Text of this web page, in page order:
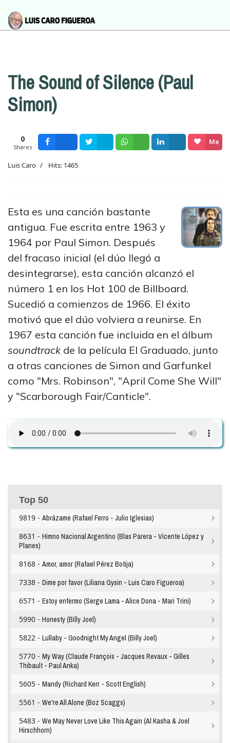
The Sound of Silence (Paul
Simon)
0
Shares
Me
Luis Caro
Hits: 1465
Esta es una canción bastante
antigua. Fue escrita entre 1963 y
1964 por Paul Simon. Después
del fracaso inicial (el dúo llegó a
desintegrarse), esta canción alcanzó el
número 1 en los Hot 100 de Billboard.
Sucedió a comienzos de 1966. El éxito
motivó que el dúo volviera a reunirse. En
1967 esta canción fue incluida en el álbum
soundtrackde la película El Graduado, junto
a otras canciones de Simon and Garfunkel
como "Mrs. Robinson", "April Come She Will"
y "Scarborough Fair/Canticle".
Top 50
9819 - Abrázame (Rafael Ferro - Julio Iglesias)
8631 - Himno Nacional Argentino (Blas Parera - Vicente López y
Planes)
8168 - Amor, amor (Rafael Pérez Botija)
7338 - Dime por favor (Liliana Gysin - Luis Caro Figueroa)
6571 - Estoy enfermo (Serge Lama - Alice Dona - Mari Trini)
5990 - Honesty (Billy Joel)
5822 - Lullaby - Goodnight My Angel (Billy Joel)
5770 - My Way (Claude François - Jacques Revaux - Gilles
Thibault - Paul Anka)
5605 - Mandy (Richard Kerr - Scott English)
5561 - We're All Alone (Boz Scaggs)
5483 - We May Never Love Like This Again (Al Kasha & Joel
Hirschhorn)